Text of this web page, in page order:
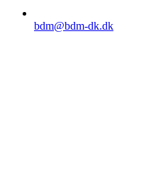
bdm@bdm-dk.dk